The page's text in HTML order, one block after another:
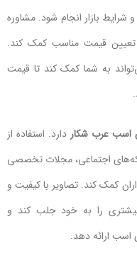
بازار انجام شود. مشاوره
تعیین قیمت مناسب کمک کند.
به شما کمک کند تا قیمت
اسب عرب شکار دارد. استفاده از
اجتماعی، مجلات تخصصی
کمک کند. تصاویر با کیفیت و
را به خود جلب کند و
اسب ارائه دهد.